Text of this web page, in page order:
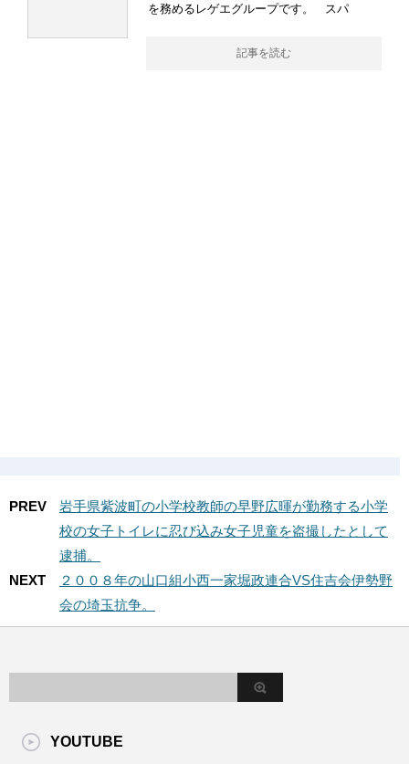
を務めるレゲエグループです。 スパ
記事を読む
PREV
岩手県紫波町の小学校教師の早野広暉が勤務する小学
校の女子トイレに忍び込み女子児童を盗撮したとして
逮捕。
NEXT
２００８年の山口組小西一家堀政連合VS住吉会伊勢野
会の埼玉抗争。
YOUTUBE